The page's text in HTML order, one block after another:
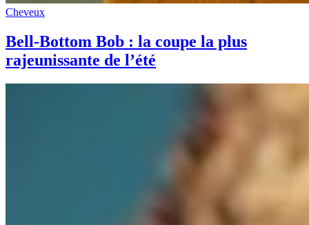
Cheveux
Bell-Bottom Bob : la coupe la plus
rajeunissante de l’été